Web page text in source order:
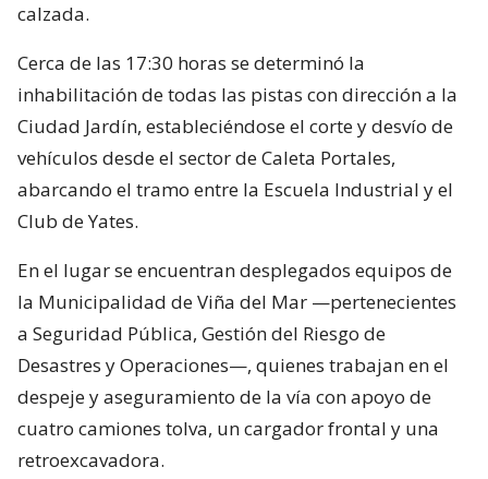
calzada.
Cerca de las 17:30 horas se determinó la
inhabilitación de todas las pistas con dirección a la
Ciudad Jardín, estableciéndose el corte y desvío de
vehículos desde el sector de Caleta Portales,
abarcando el tramo entre la Escuela Industrial y el
Club de Yates.
En el lugar se encuentran desplegados equipos de
la Municipalidad de Viña del Mar —pertenecientes
a Seguridad Pública, Gestión del Riesgo de
Desastres y Operaciones—, quienes trabajan en el
despeje y aseguramiento de la vía con apoyo de
cuatro camiones tolva, un cargador frontal y una
retroexcavadora.